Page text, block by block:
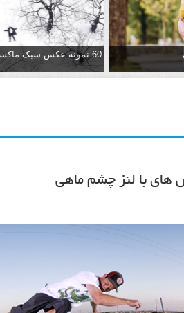
60 نمونه عکس سبک ماکسیمالیسم
با لنز چشم ماهی